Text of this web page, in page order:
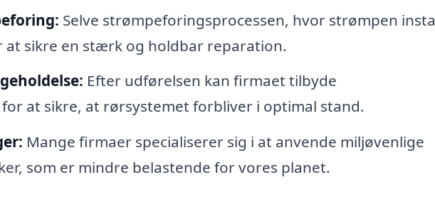
Selve strømpeforingsprocessen, hvor strømpen
sikre en stærk og holdbar reparation.
Efter udførelsen kan firmaet tilbyde
at sikre, at rørsystemet forbliver i optimal stand.
Mange firmaer specialiserer sig i at anvende miljøvenlige
som er mindre belastende for vores planet.